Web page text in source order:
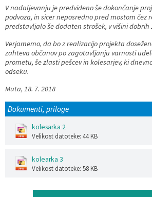
V nadaljevanju je predvideno še dokončanje
podvoza, in sicer neposredno pred mostom čez
predstavljalo še dodaten strošek, v višini dobrih
Verjamemo, da bo z realizacijo projekta
zahteva občanov po zagotavljanju varnosti
prometu, še zlasti pešcev in kolesarjev, ki
odseku.
Muta, 18. 7. 2018
Dokumenti, priloge
kolesarka 2
Velikost datoteke: 44 KB
kolearka 3
Velikost datoteke: 58 KB